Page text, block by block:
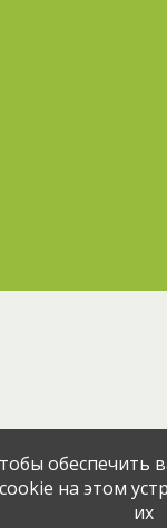
обеспечить
на этом
их